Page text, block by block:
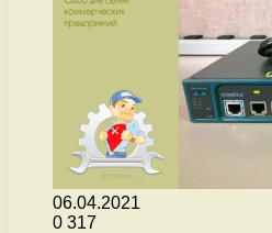
06.04.2021
0 317